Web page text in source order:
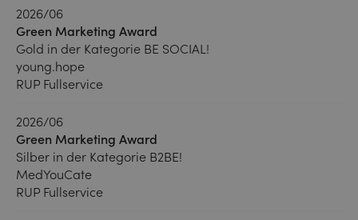
2026/06
Green Marketing Award
Gold in der Kategorie BE SOCIAL!
young.hope
RUP Fullservice
2026/06
Green Marketing Award
Silber in der Kategorie B2BE!
MedYouCate
RUP Fullservice